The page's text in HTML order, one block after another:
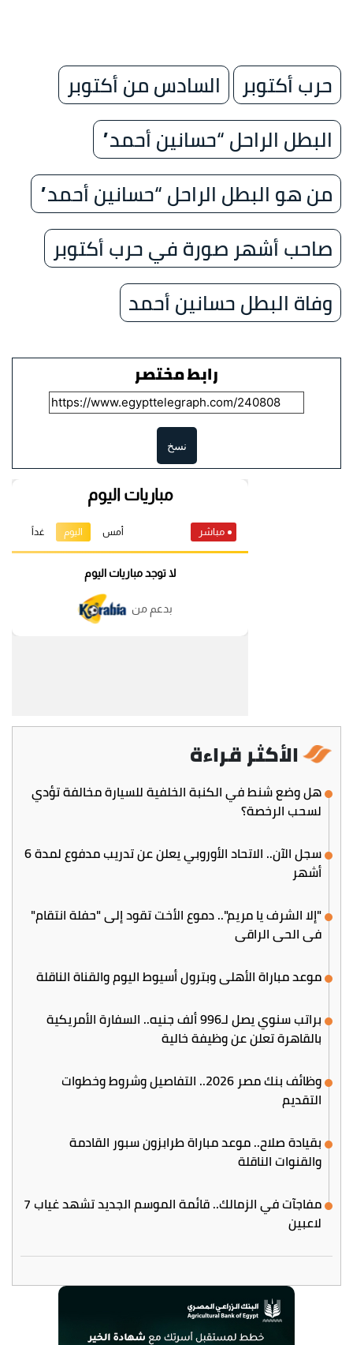
حرب أكتوبر
السادس من أكتوبر
البطل الراحل “حسانين أحمد”
من هو البطل الراحل “حسانين أحمد”
صاحب أشهر صورة في حرب أكتوبر
وفاة البطل حسانين أحمد
رابط مختصر
نسخ
الأكثر قراءة
هل وضع شنط في الكنبة الخلفية للسيارة مخالفة تؤدي
لسحب الرخصة؟
سجل الآن.. الاتحاد الأوروبي يعلن عن تدريب مدفوع لمدة 6
أشهر
"إلا الشرف يا مريم".. دموع الأخت تقود إلى "حفلة انتقام"
في الحي الراقي
موعد مباراة الأهلي وبترول أسيوط اليوم والقناة الناقلة
براتب سنوي يصل لـ996 ألف جنيه.. السفارة الأمريكية
بالقاهرة تعلن عن وظيفة خالية
وظائف بنك مصر 2026.. التفاصيل وشروط وخطوات
التقديم
بقيادة صلاح.. موعد مباراة طرابزون سبور القادمة
والقنوات الناقلة
مفاجآت في الزمالك.. قائمة الموسم الجديد تشهد غياب 7
لاعبين